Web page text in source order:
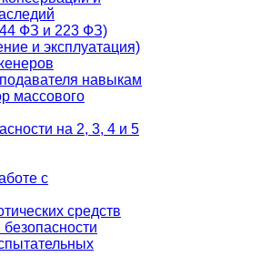
ФЗ и 223 ФЗ)
и эксплуатация)
навыкам
массового
на 2, 3, 4 и 5
с
средств